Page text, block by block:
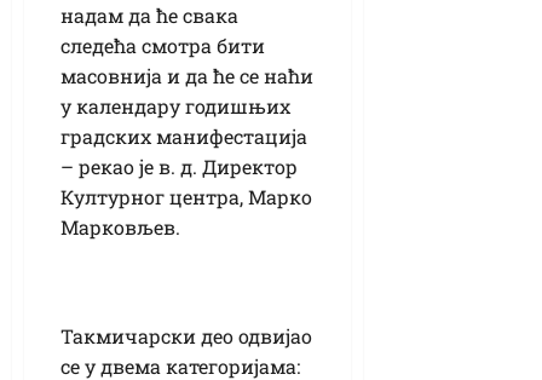
надам да ће свака
следећа смотра бити
масовнија и да ће се наћи
у календару годишњих
градских манифестација
– рекао је в. д. Директор
Културног центра, Марко
Марковљев.
Такмичарски део одвијао
се у двема категоријама: